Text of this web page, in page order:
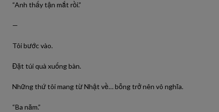
“Anh thấy tận mắt rồi.”
—
Tôi bước vào.
Đặt túi quà xuống bàn.
Những thứ tôi mang từ Nhật về… bỗng trở nên vô nghĩa.
“Ba năm.”